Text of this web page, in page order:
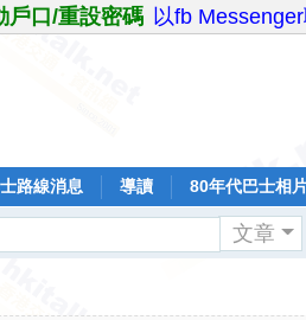
戶口/重設密碼 以fb
路線消息 導讀 80年代巴士相
文章